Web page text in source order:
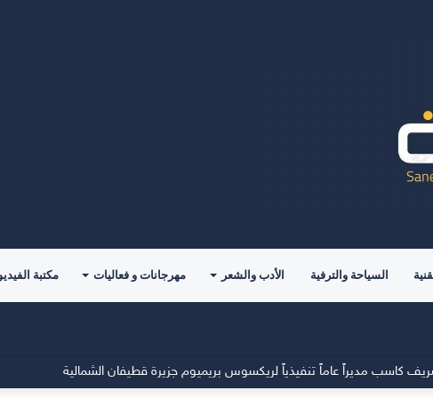
السياحة والترفية الأدب والشعر مهرجانات و فعاليات مكتبة
كاسب مديراً عاماً تنفيذياً لريكسوس بريميوم جزيرة قطيفان الشمالية